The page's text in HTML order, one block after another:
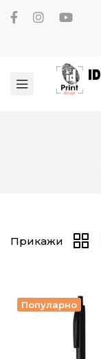
Прикажи
Популарно